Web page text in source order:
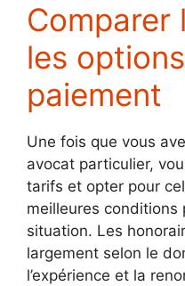
Comparer
les
paiement
Une fois que vous
avocat particulier,
tarifs et opter pour
meilleures
situation. Les
largement selon le
l’expérience et la